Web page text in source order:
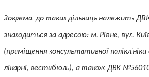
Зокрема, до таких дільниць належить
знаходиться за адресою: м. Рівне, вул.
(приміщення консультативної поліклініки
лікарні, вестибюль), а також ДВК